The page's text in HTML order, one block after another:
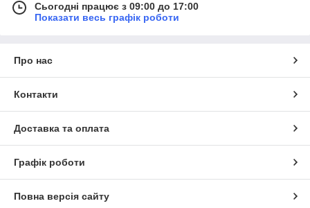
Сьогодні працює з 09:00 до 17:00
Показати весь графік роботи
Про нас
Контакти
Доставка та оплата
Графік роботи
Повна версія сайту